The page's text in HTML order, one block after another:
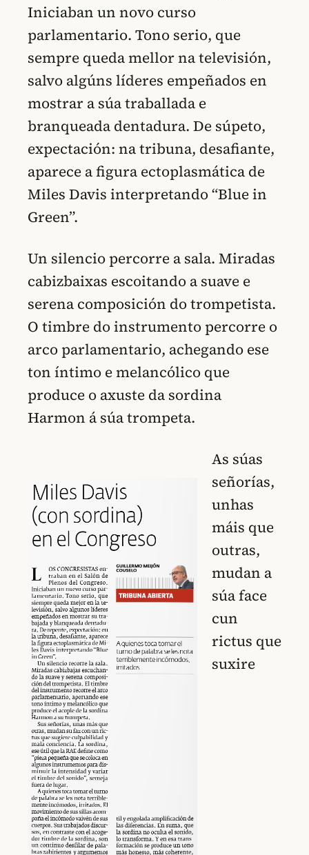
Iniciaban un novo curso
parlamentario. Tono serio, que
sempre queda mellor na televisión,
salvo algúns líderes empeñados en
mostrar a súa traballada e
branqueada dentadura. De súpeto,
expectación: na tribuna, desafiante,
aparece a figura ectoplasmática de
Miles Davis interpretando “Blue in
Green”.
Un silencio percorre a sala. Miradas
cabizbaixas escoitando a suave e
serena composición do trompetista.
O timbre do instrumento percorre o
arco parlamentario, achegando ese
ton íntimo e melancólico que
produce o axuste da sordina
Harmon á súa trompeta.
As súas
señorías,
unhas
máis que
outras,
mudan a
súa face
cun
rictus que
suxire